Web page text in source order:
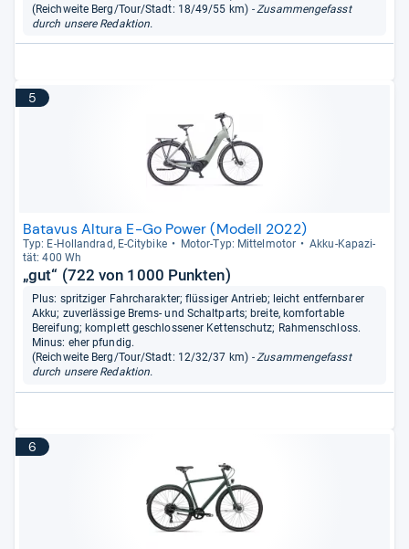
(Reichweite Berg/Tour/Stadt: 18/49/55 km)- Zusammengefasst
durch unsere Redaktion.
5
Batavus Altura E-Go Power (Modell 2022)
Typ: E-​Hol­land­rad, E-​City­bike Motor-​Typ: Mit­tel­mo­tor
Akku-​Kapa­zi­
tät: 400 Wh
„gut“ (722 von 1000 Punkten)
Plus: spritziger Fahrcharakter; flüssiger Antrieb; leicht entfernbarer
Akku; zuverlässige Brems- und Schaltparts; breite, komfortable
Bereifung; komplett geschlossener Kettenschutz; Rahmenschloss.
Minus: eher pfundig.
(Reichweite Berg/Tour/Stadt: 12/32/37 km)- Zusammengefasst
durch unsere Redaktion.
6